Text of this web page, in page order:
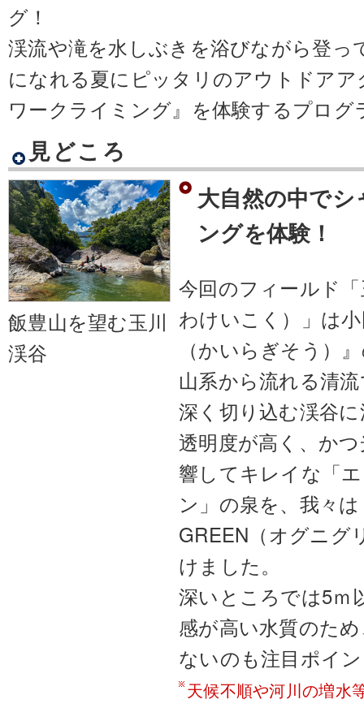
グ！
渓流や滝を水しぶきを浴びながら登っ
になれる夏にピッタリのアウトドア
ワークライミング』を体験するプログ
見どころ
飯豊山を望む玉川
渓谷
大自然の中で
ングを体験！
今回のフィールド
わけいこく）」は
（かいらぎそう）
山系から流れる清
深く切り込む渓谷
透明度が高く、か
響してキレイな「
ン」の泉を、我々
GREEN（オグニグ
けました。
深いところでは5ｍ
感が高い水質のた
ないのも注目ポイ
天候不順や河川の増水